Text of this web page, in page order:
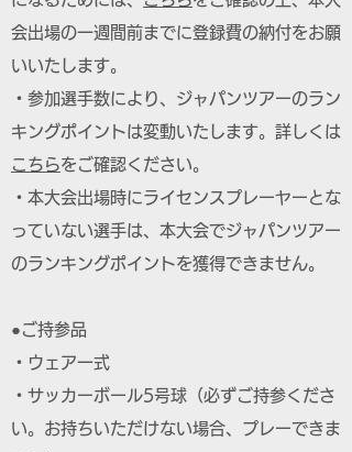
会出場の一週間前までに登録費の納付をお願
いいたします。
・参加選手数により、ジャパンツアーのラン
キングポイントは変動いたします。詳しくは
こちらをご確認ください。
・本大会出場時にライセンスプレーヤーとな
っていない選手は、本大会でジャパンツアー
のランキングポイントを獲得できません。
●ご持参品
・ウェア一式
・サッカーボール5号球（必ずご持参くださ
い。お持ちいただけない場合、プレーできま